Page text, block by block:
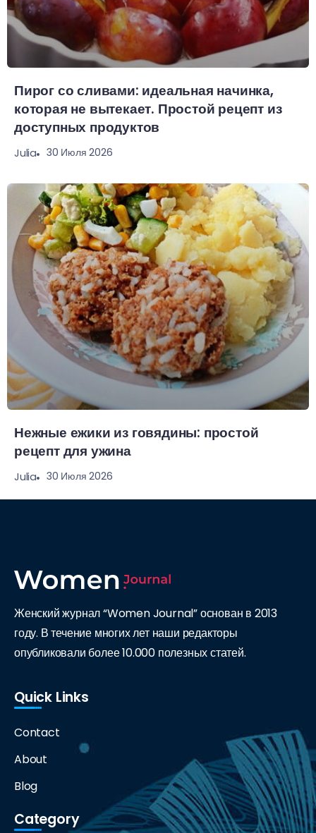
Пирог со сливами: идеальная начинка,
которая не вытекает. Простой рецепт из
доступных продуктов
Julia 30 Июля 2026
Нежные ежики из говядины: простой
рецепт для ужина
Julia 30 Июля 2026
Женский журнал “Women Journal” основан в 2013
году. В течение многих лет наши редакторы
опубликовали более 10.000 полезных статей.
Quick Links
Contact
About
Blog
Category